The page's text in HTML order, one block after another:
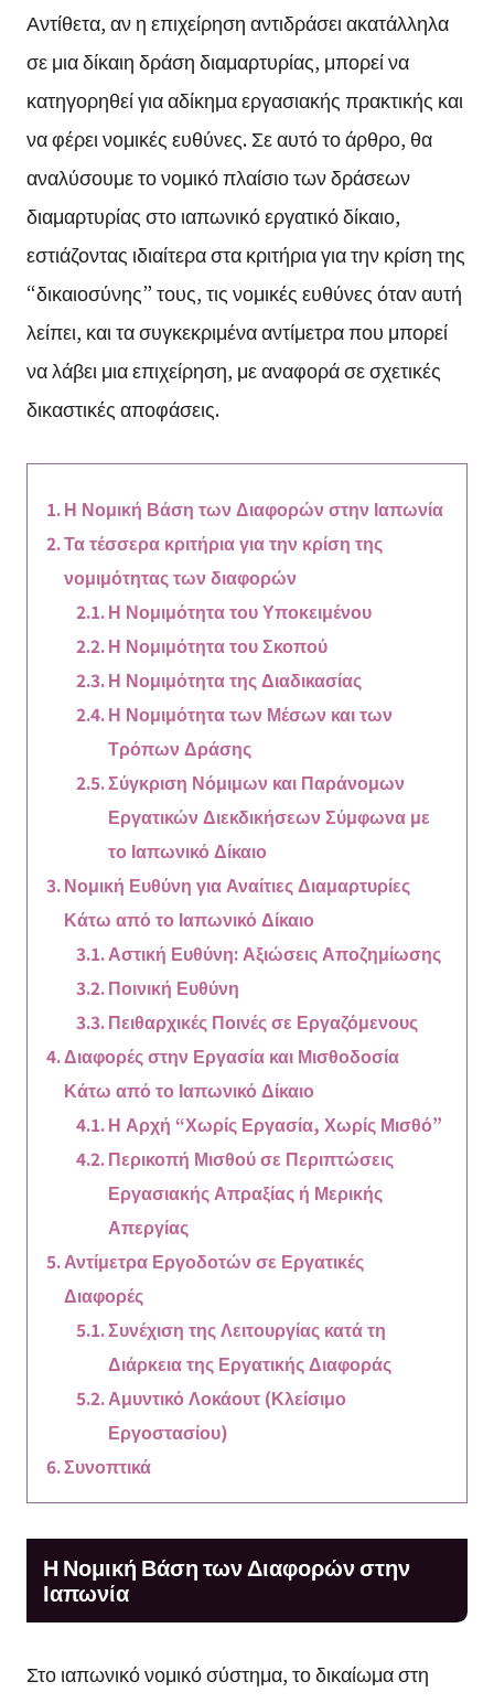
Αντίθετα, αν η επιχείρηση αντιδράσει ακατάλληλα
σε μια δίκαιη δράση διαμαρτυρίας, μπορεί να
κατηγορηθεί για αδίκημα εργασιακής πρακτικής και
να φέρει νομικές ευθύνες. Σε αυτό το άρθρο, θα
αναλύσουμε το νομικό πλαίσιο των δράσεων
διαμαρτυρίας στο ιαπωνικό εργατικό δίκαιο,
εστιάζοντας ιδιαίτερα στα κριτήρια για την κρίση της
“δικαιοσύνης” τους, τις νομικές ευθύνες όταν αυτή
λείπει, και τα συγκεκριμένα αντίμετρα που μπορεί
να λάβει μια επιχείρηση, με αναφορά σε σχετικές
δικαστικές αποφάσεις.
Η Νομική Βάση των Διαφορών στην Ιαπωνία
Τα τέσσερα κριτήρια για την κρίση της
νομιμότητας των διαφορών
Η Νομιμότητα του Υποκειμένου
Η Νομιμότητα του Σκοπού
Η Νομιμότητα της Διαδικασίας
Η Νομιμότητα των Μέσων και των
Τρόπων Δράσης
Σύγκριση Νόμιμων και Παράνομων
Εργατικών Διεκδικήσεων Σύμφωνα με
το Ιαπωνικό Δίκαιο
Νομική Ευθύνη για Αναίτιες Διαμαρτυρίες
Κάτω από το Ιαπωνικό Δίκαιο
Αστική Ευθύνη: Αξιώσεις Αποζημίωσης
Ποινική Ευθύνη
Πειθαρχικές Ποινές σε Εργαζόμενους
Διαφορές στην Εργασία και Μισθοδοσία
Κάτω από το Ιαπωνικό Δίκαιο
Η Αρχή “Χωρίς Εργασία, Χωρίς Μισθό”
Περικοπή Μισθού σε Περιπτώσεις
Εργασιακής Απραξίας ή Μερικής
Απεργίας
Αντίμετρα Εργοδοτών σε Εργατικές
Διαφορές
Συνέχιση της Λειτουργίας κατά τη
Διάρκεια της Εργατικής Διαφοράς
Αμυντικό Λοκάουτ (Κλείσιμο
Εργοστασίου)
Συνοπτικά
Η Νομική Βάση των Διαφορών στην
Ιαπωνία
Στο ιαπωνικό νομικό σύστημα, το δικαίωμα στη